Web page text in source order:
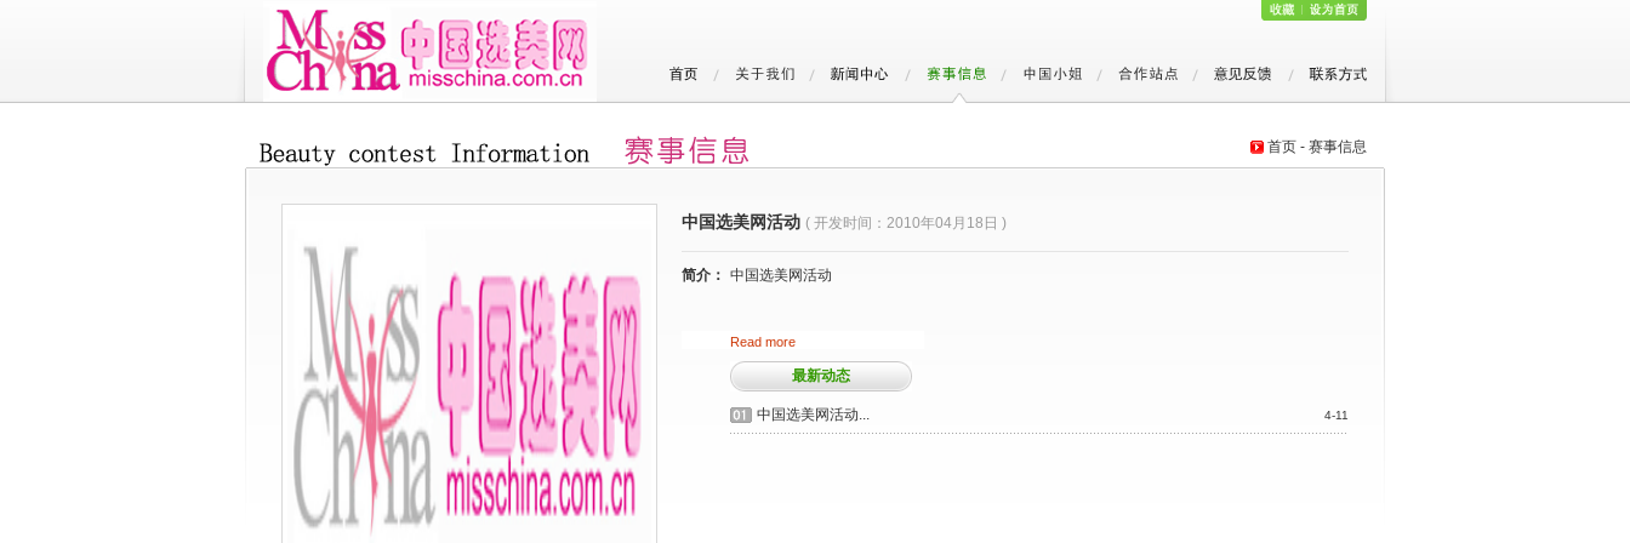
首页 - 赛事信息
中国选美网活动 ( 开发时间：2010年04月18日 )
简介： 中国选美网活动
Read more
最新动态
中国选美网活动... 4-11